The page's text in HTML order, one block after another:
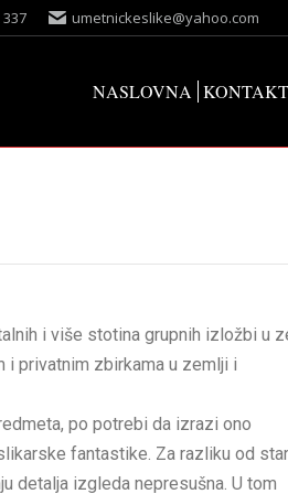
337 umetnickeslike@yahoo.com
NASLOVNA KONTAKT
i više stotina grupnih izložbi u
i privatnim zbirkama u zemlji i
po potrebi da izrazi ono
fantastike. Za razliku od
detalja izgleda nepresušna. U tom